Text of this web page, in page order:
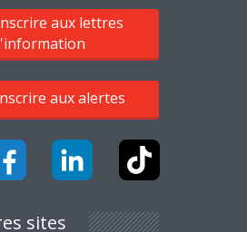
aux lettres
aux alertes
sites